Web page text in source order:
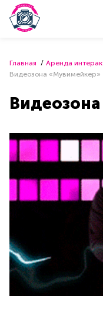
Главная
Аренда
Видеозона «Мувимейкер»